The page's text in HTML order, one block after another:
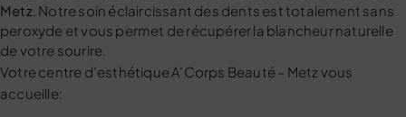
Metz. Notre soin éclaircissant des dents est totalement sans
peroxyde et vous permet de récupérer la blancheur naturelle
de votre sourire.
Votrecentre d’esthétique A’Corps Beauté – Metz vous
accueille: